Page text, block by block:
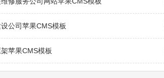
公司苹果CMS模板
苹果CMS模板